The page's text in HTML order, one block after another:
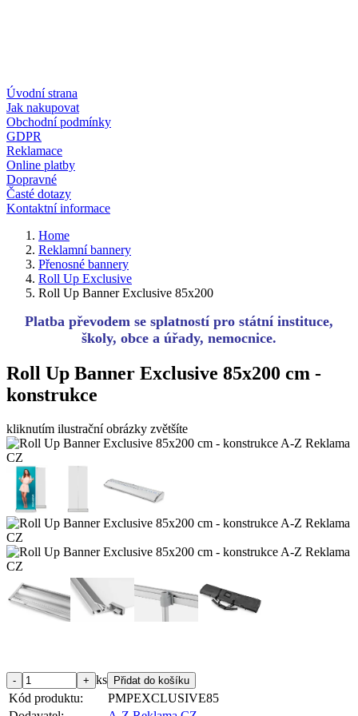
Úvodní strana
Jak nakupovat
Obchodní podmínky
GDPR
Reklamace
Online platby
Dopravné
Časté dotazy
Kontaktní informace
Home
Reklamní bannery
Přenosné bannery
Roll Up Exclusive
Roll Up Banner Exclusive 85x200
Platba převodem se splatností pro státní instituce,
školy, obce a úřady, nemocnice.
Roll Up Banner Exclusive 85x200 cm -
konstrukce
kliknutím ilustrační obrázky zvětšíte
ks
Kód produktu:
PMPEXCLUSIVE85